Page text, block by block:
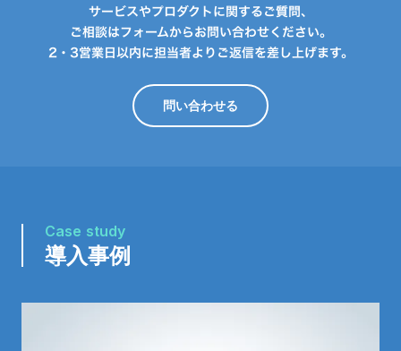
サービスやプロダクトに関するご質問、
ご相談はフォームからお問い合わせください。
2・3営業日以内に担当者よりご返信を差し上げます。
問い合わせる
Case study
導入事例